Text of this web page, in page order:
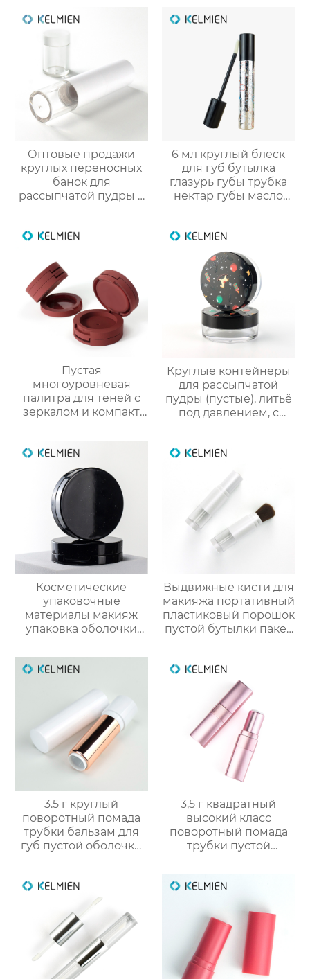
оптовые продажи
напрямую с завода
Оптовые продажи
круглых переносных
банок для
рассыпчатой пудры 5
6 мл круглый блеск
для губ бутылка
глазурь губы трубка
нектар губы масло
упаковка маркировка
Пустая
многоуровневая
палитра для теней с
зеркалом и компакт
Круглые контейнеры
для рассыпчатой
пудры (пустые), литьё
под давлением, с
новогодним
поставки с завода
Косметические
упаковочные
материалы макияж
упаковка оболочки
формулировки с
зеркалом защелки
УФ консилер
пластиковые
оболочки
Выдвижные кисти для
макияжа портативный
пластиковый порошок
пустой бутылки пакет
3.5 г круглый
поворотный помада
трубки бальзам для
губ пустой оболочки
3,5 г квадратный
высокий класс
поворотный помада
трубки пустой